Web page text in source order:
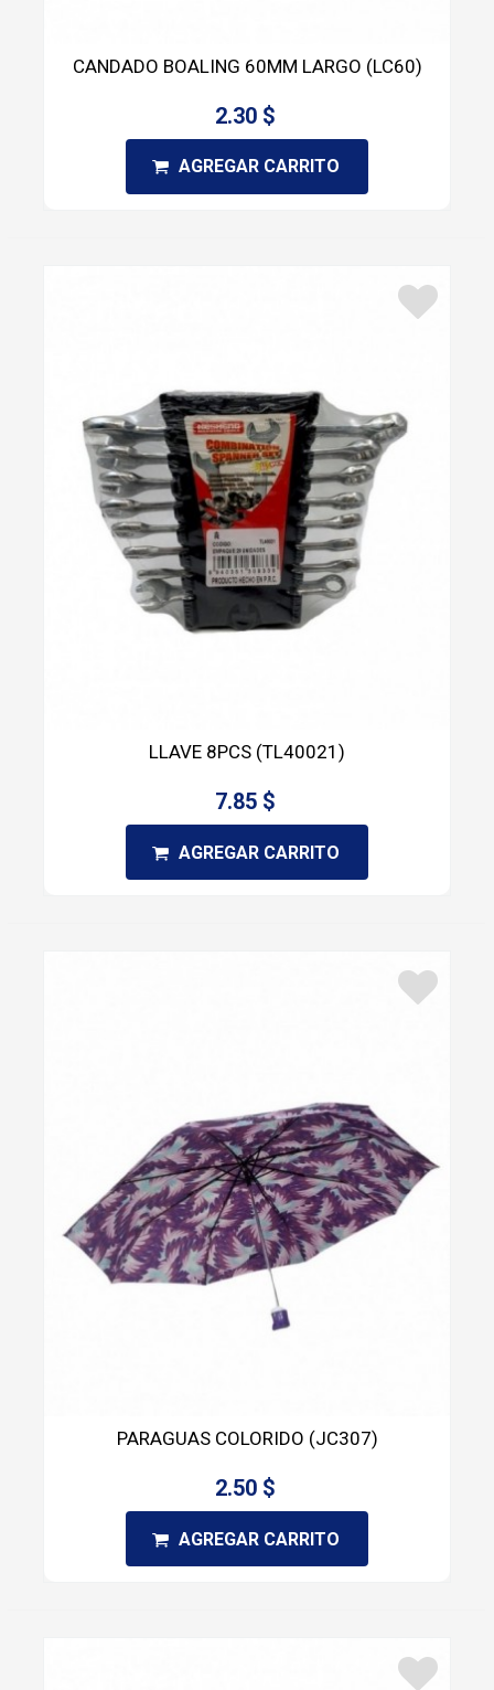
CANDADO BOALING 60MM LARGO (LC60)
2.30 $
AGREGAR CARRITO
LLAVE 8PCS (TL40021)
7.85 $
AGREGAR CARRITO
PARAGUAS COLORIDO (JC307)
2.50 $
AGREGAR CARRITO